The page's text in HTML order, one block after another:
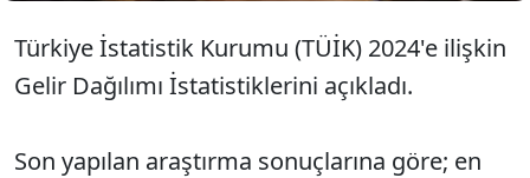
Türkiye İstatistik Kurumu (TÜİK) 2024'e ilişkin
Gelir Dağılımı İstatistiklerini açıkladı.
Son yapılan araştırma sonuçlarına göre; en